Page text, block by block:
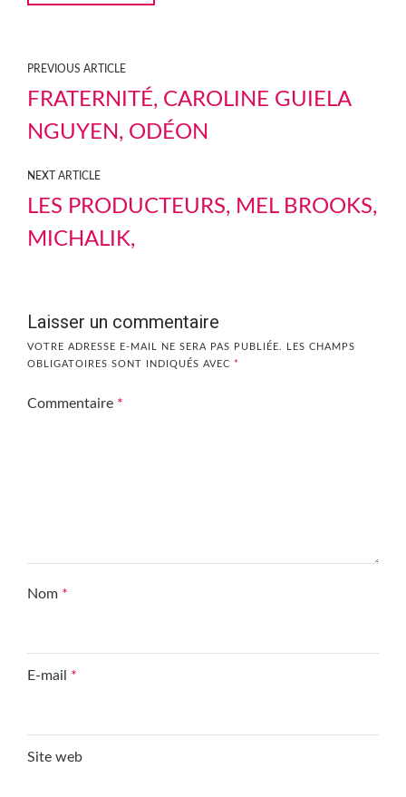
PREVIOUS ARTICLE
FRATERNITÉ, CAROLINE GUIELA
NGUYEN, ODÉON
NEXT ARTICLE
LES PRODUCTEURS, MEL BROOKS,
MICHALIK,
Laisser un commentaire
VOTRE ADRESSE E-MAIL NE SERA PAS PUBLIÉE.
LES CHAMPS
OBLIGATOIRES SONT INDIQUÉS AVEC *
Commentaire *
Nom *
E-mail *
Site web